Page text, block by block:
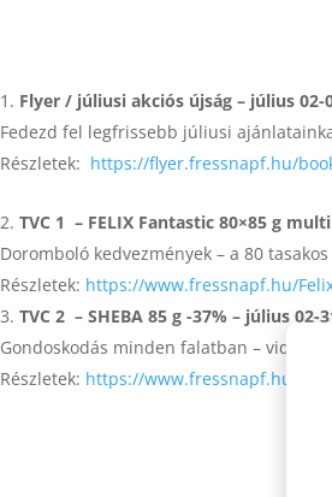
Flyer / júliusi akciós újság – július 02-
Fedezd fel legfrissebb júliusi
Részletek: https://flyer.fressnapf.hu/
TVC 1 – FELIX Fantastic 80×85 g
Doromboló kedvezmények – a 80
Részletek: https://www.fressnapf.hu/
TVC 2 – SHEBA 85 g -37% – július 02-
Gondoskodás minden falatban – vidd
Részletek: https://www.fressnapf.hu/